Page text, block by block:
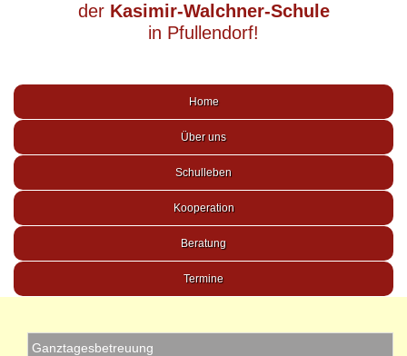
der Kasimir-Walchner-Schule
in Pfullendorf!
Home
Über uns
Schulleben
Kooperation
Beratung
Termine
Ganztagesbetreuung